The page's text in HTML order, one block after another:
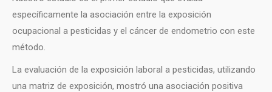
específicamente la asociación entre la exposición
ocupacional a pesticidas y el cáncer de endometrio con este
método.
La evaluación de la exposición laboral a pesticidas, utilizando
una matriz de exposición, mostró una asociación positiva